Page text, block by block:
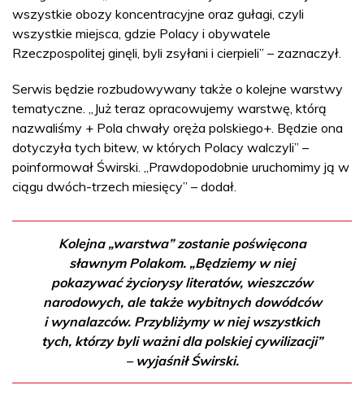
wszystkie obozy koncentracyjne oraz gułagi, czyli
wszystkie miejsca, gdzie Polacy i obywatele
Rzeczpospolitej ginęli, byli zsyłani i cierpieli” – zaznaczył.
Serwis będzie rozbudowywany także o kolejne warstwy
tematyczne. „Już teraz opracowujemy warstwę, którą
nazwaliśmy + Pola chwały oręża polskiego+. Będzie ona
dotyczyła tych bitew, w których Polacy walczyli” –
poinformował Świrski. „Prawdopodobnie uruchomimy ją w
ciągu dwóch-trzech miesięcy” – dodał.
Kolejna „warstwa” zostanie poświęcona
sławnym Polakom. „Będziemy w niej
pokazywać życiorysy literatów, wieszczów
narodowych, ale także wybitnych dowódców
i wynalazców. Przybliżymy w niej wszystkich
tych, którzy byli ważni dla polskiej cywilizacji”
– wyjaśnił Świrski.